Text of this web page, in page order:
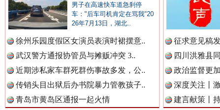
中国参政网.中
中国全民新闻网.
男子在高速快车道急刹停
车："后车司机肯定在骂我"20
26年7月13日，湖北..
徐州乐园度假区女演员表演时裙摆意..
武汉警方通报协管员与摊贩冲突 3..
近期涉私家车群死群伤事故多发，公..
传销头目出狱后办书院暴力管教孩子..
青岛市黄岛区通报一起火情
征求意见稿
四川洪雅县
政治监督更
深度关注丨
建言献策丨